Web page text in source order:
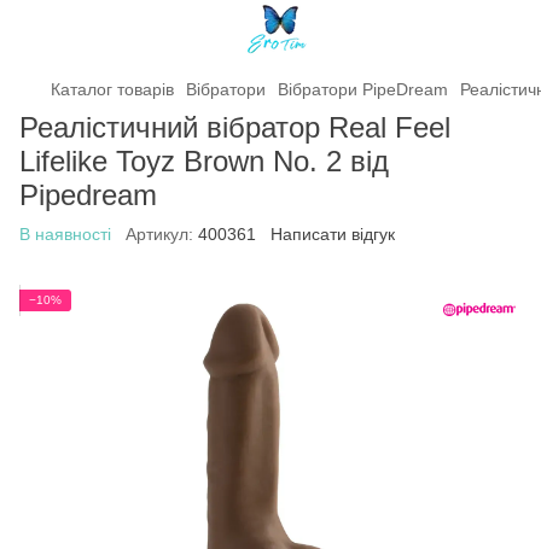
Каталог товарів Вібратори Вібратори PipeDream
Реалістичний вібратор Real Feel
Lifelike Toyz Brown No. 2 від
Pipedream
В наявності Артикул: 400361 Написати відгук
−10%